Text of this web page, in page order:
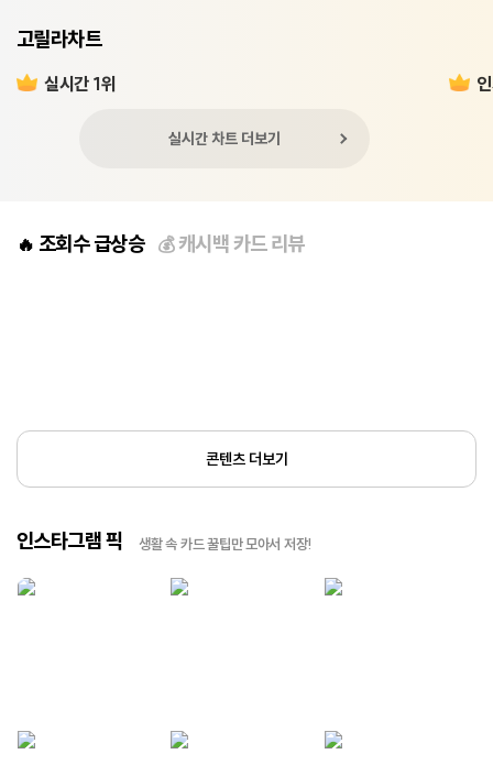
고릴라차트
실시간 1위
실시간 차트 더보기
🔥 조회수 급상승 💰캐시백 카드 리뷰
콘텐츠 더보기
인스타그램 픽 생활 속 카드 꿀팁만 모아서 저장!